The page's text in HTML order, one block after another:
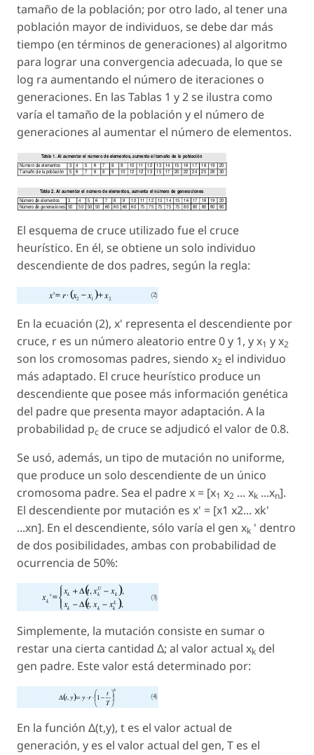
tamaño de la población; por otro lado, al tener una
población mayor de individuos, se debe dar más
tiempo (en términos de generaciones) al algoritmo
para lograr una convergencia adecuada, lo que se
log ra aumentando el número de iteraciones o
generaciones. En las Tablas 1 y 2 se ilustra como
varía el tamaño de la población y el número de
generaciones al aumentar el número de elementos.
El esquema de cruce utilizado fue el cruce
heurístico. En él, se obtiene un solo individuo
descendiente de dos padres, según la regla:
En la ecuación (2), x' representa el descendiente por
cruce, r es un número aleatorio entre 0 y 1, yx1 yx2
son los cromosomas padres, siendo x2 el individuo
más adaptado. El cruce heurístico produce un
descendiente que posee más información genética
del padre que presenta mayor adaptación. A la
probabilidad pc de cruce se adjudicó el valor de 0.8.
Se usó, además, un tipo de mutación no uniforme,
que produce un solo descendiente de un único
cromosoma padre. Sea el padrex = [x1 x2 ... xk ...xn].
El descendiente por mutación es x' = [x1 x2... xk'
...xn]. En el descendiente, sólo varía el gen xk ' dentro
de dos posibilidades, ambas con probabilidad de
ocurrencia de 50%:
Simplemente, la mutación consiste en sumar o
restar una cierta cantidad Δ; al valor actual xk del
gen padre. Este valor está determinado por:
En la función Δ(t,y), t es el valor actual de
generación, y es el valor actual del gen, T es el